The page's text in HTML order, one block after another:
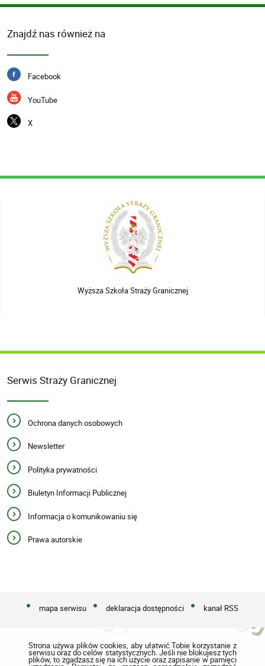
Znajdź nas również na
Facebook
YouTube
X
Wyższa Szkoła Straży Granicznej
Serwis Straży Granicznej
Ochrona danych osobowych
Newsletter
Polityka prywatności
Biuletyn Informacji Publicznej
Informacja o komunikowaniu się
Prawa autorskie
mapa serwisu deklaracja dostępności kanał RSS
Strona używa plików cookies, aby ułatwić Tobie korzystanie z
serwisu oraz do celów statystycznych. Jeśli nie blokujesz tych
plików, to zgadzasz się na ich użycie oraz zapisanie w pamięci